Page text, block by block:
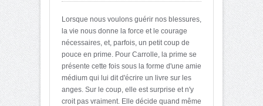
Lorsque nous voulons guérir nos blessures,
la vie nous donne la force et le courage
nécessaires, et, parfois, un petit coup de
pouce en prime. Pour Carrolle, la prime se
présente cette fois sous la forme d'une amie
médium qui lui dit d'écrire un livre sur les
anges. Sur le coup, elle est surprise et n'y
croit pas vraiment. Elle décide quand même